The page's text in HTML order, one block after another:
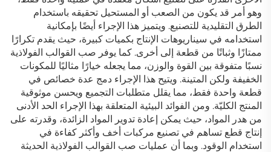
وهو أمر قد يكون من الصعب أو المستحيل تحقيقه باستخدام
الطرق التقليدية للتصنيع. ويتميز هذا الإجراء أيضًا بإمكانية
استخدامه في سيناريوهات الإنتاج بكميات كبيرة، حيث يقدم تكرارًا
ممتازًا وثباتًا من قطعة إلى أخرى. كما يوفر صب القوالب الفولاذية
نسبًا متفوقة بين القوة والوزن، مما يجعله خيارًا مثاليًا للمكونات
الخفيفة ولكن المتينة. ويتيح هذا الإجراء دمج عدة خصائص في
قطعة واحدة فقط، مما يقلل متطلبات التجميع ويحسن موثوقية
المنتج الكليّة. ومن الفوائد البيئية المتعلقة بهذا الإجراء الحد الأدنى
من هدر المواد، حيث يمكن إعادة تدوير المواد الزائدة، وقدرته على
إنتاج قطع تساهم في تصنيع مركبات أخف وأكثر كفاءة في
استخدام الوقود. وبما أن عمليات صب القوالب الفولاذية الحديثة